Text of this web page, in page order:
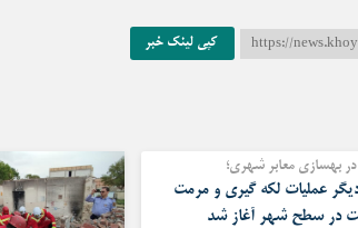
https:// کپی لینک خبر
بهسازی معابر شهری؛
عملیات لکه گیری و مرمت
در سطح شهر آغاز شد